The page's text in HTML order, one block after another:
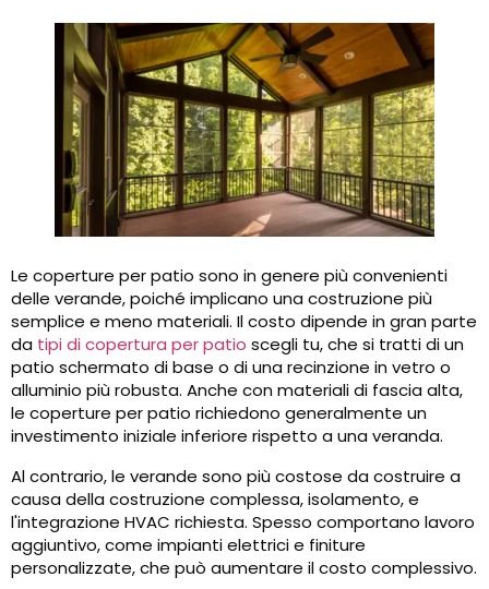
Le coperture per patio sono in genere più convenienti
delle verande, poiché implicano una costruzione più
semplice e meno materiali. Il costo dipende in gran parte
da tipi di copertura per patio scegli tu, che si tratti di un
patio schermato di base o di una recinzione in vetro o
alluminio più robusta. Anche con materiali di fascia alta,
le coperture per patio richiedono generalmente un
investimento iniziale inferiore rispetto a una veranda.
Al contrario, le verande sono più costose da costruire a
causa della costruzione complessa, isolamento, e
l'integrazione HVAC richiesta. Spesso comportano lavoro
aggiuntivo, come impianti elettrici e finiture
personalizzate, che può aumentare il costo complessivo.